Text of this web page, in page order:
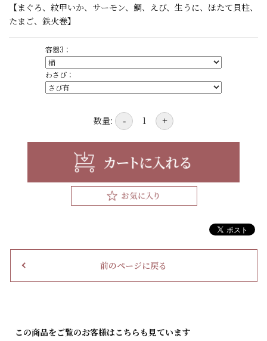
【まぐろ、紋甲いか、サーモン、鯛、えび、生うに、ほたて貝柱、
たまご、鉄火巻】
容器3：
わさび：
数量: - +
前のページに戻る
この商品をご覧のお客様はこちらも見ています